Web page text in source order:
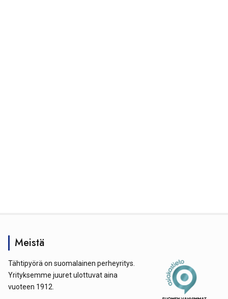
Meistä
Tähtipyörä on suomalainen perheyritys.
Yrityksemme juuret ulottuvat aina
vuoteen 1912.